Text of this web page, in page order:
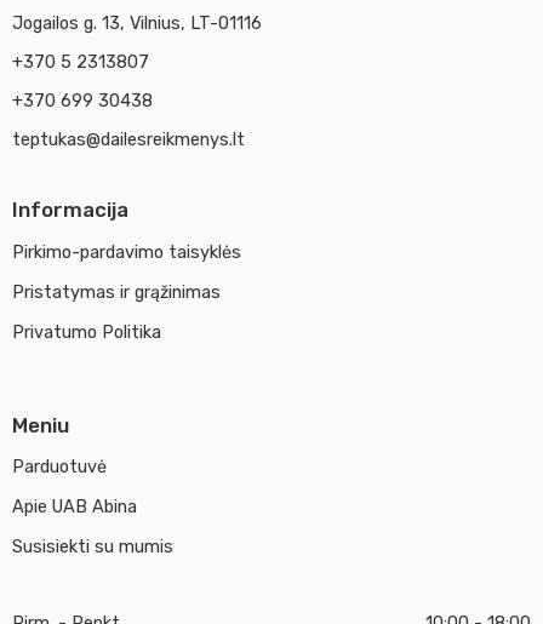
Jogailos g. 13, Vilnius, LT-01116
+370 5 2313807
+370 699 30438
teptukas@dailesreikmenys.lt
Informacija
Pirkimo-pardavimo taisyklės
Pristatymas ir grąžinimas
Privatumo Politika
Meniu
Parduotuvė
Apie UAB Abina
Susisiekti su mumis